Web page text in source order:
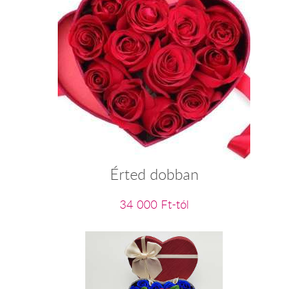
Érted dobban
34 000 Ft-tól